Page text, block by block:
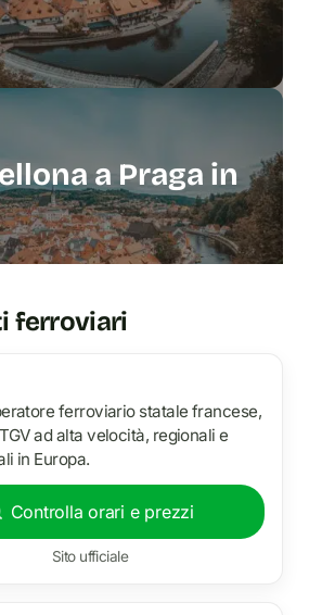
a Praga in
ferroviari
ferroviario statale francese,
ad alta velocità, regionali e
in Europa.
Controlla orari e prezzi
Sito ufficiale